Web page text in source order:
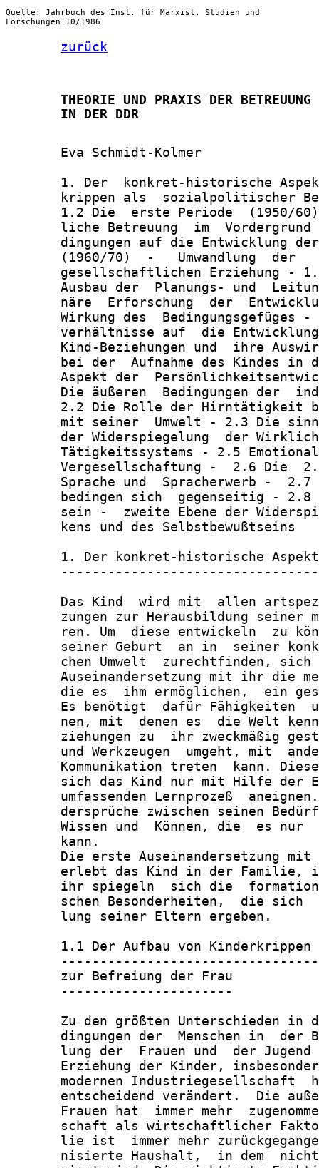
Quelle: Jahrbuch des Inst. für Marxist. Studien und
Forschungen 10/1986
zurück
THEORIE UND PRAXIS DER BETREUUNG
       IN DER DDR